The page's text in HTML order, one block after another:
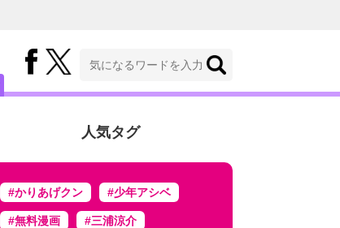
人気タグ
#かりあげクン #少年アシベ
#無料漫画 #三浦涼介